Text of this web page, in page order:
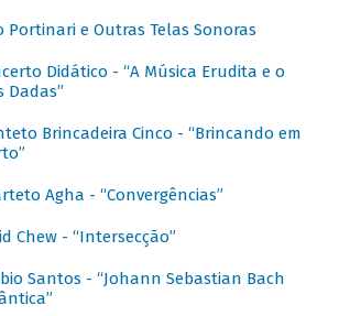
Portinari e Outras Telas Sonoras
Didático - “A Música Erudita e o
Dadas”
Brincadeira Cinco - “Brincando em
Agha - “Convergências”
Chew - “Intersecção”
Santos - “Johann Sebastian Bach